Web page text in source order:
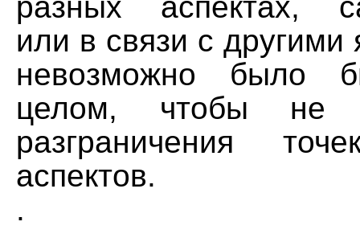
или в связи с другими
невозможно было
целом, чтобы не
разграничения
аспектов.
.